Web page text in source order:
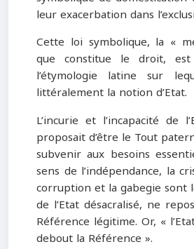
leur exacerbation dans
Cette loi symbolique, la «
que constitue le droit,
l’étymologie latine sur
littéralement la notion d’Etat.
L’incurie et l’incapacité de
proposait d’être le Tout
subvenir aux besoins
sens de l’indépendance, la
corruption et la gabegie sont
de l’Etat désacralisé, ne
Référence légitime. Or, «
debout la Référence ».